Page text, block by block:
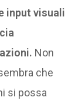
input visuali
Non
che
si possa